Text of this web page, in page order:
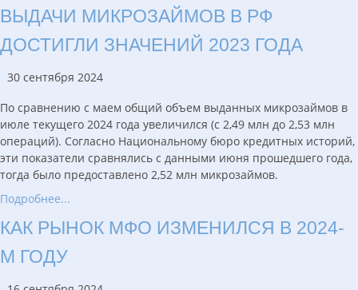
ВЫДАЧИ МИКРОЗАЙМОВ В РФ
ДОСТИГЛИ ЗНАЧЕНИЙ 2023 ГОДА
30 сентября 2024
По сравнению с маем общий объем выданных микрозаймов в
июле текущего 2024 года увеличился (с 2,49 млн до 2,53 млн
операций). Согласно Национальному бюро кредитных историй,
эти показатели сравнялись с данными июня прошедшего года,
тогда было предоставлено 2,52 млн микрозаймов.
Подробнее...
КАК РЫНОК МФО ИЗМЕНИЛСЯ В 2024-
М ГОДУ